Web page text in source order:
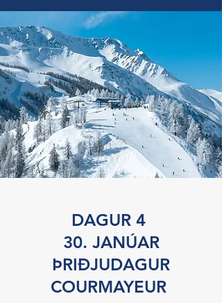
DAGUR 4
30. JANÚAR
ÞRIÐJUDAGUR
COURMAYEUR